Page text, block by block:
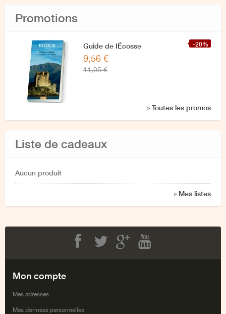
Promotions
-20%
Guide de IÉcosse
9,56 €
11,95 €
» Toutes les promos
Liste de cadeaux
Aucun produit
» Mes listes
Mon compte
Mes adresses
Mes données personnelles